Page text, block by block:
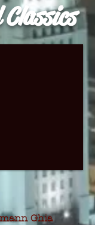
Ghia